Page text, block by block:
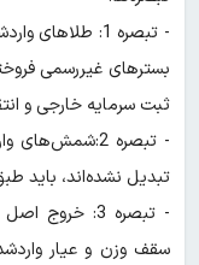
بسترهای غیررسمی
ثبت سرمایه خارجی و
تبدیل نشده‌اند، باید طبق بند (3)
- تبصره 3:
سقف وزن و عیار